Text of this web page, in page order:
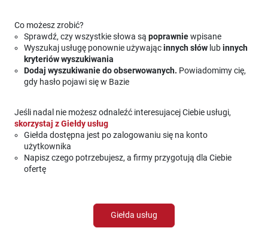
Co możesz zrobić?
Sprawdź, czy wszystkie słowa są poprawniewpisane
Wyszukaj usługę ponownie używającinnych słów lubinnych
kryteriów wyszukiwania
Dodaj wyszukiwanie do obserwowanych. Powiadomimy cię,
gdy hasło pojawi się w Bazie
Jeśli nadal nie możesz odnaleźć interesujacej Ciebie usługi,
skorzystaj z Giełdy usług
Giełda dostępna jest po zalogowaniu się na konto
użytkownika
Napisz czego potrzebujesz, a firmy przygotują dla Ciebie
ofertę
Giełda usług